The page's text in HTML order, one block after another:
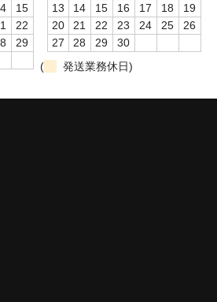
15
22
29
13
14 15 16 17 18
19
20
21 22 23 24 25
26
27
28 29
30
(
発送業務休日)